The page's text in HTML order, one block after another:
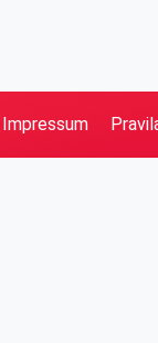
Impressum